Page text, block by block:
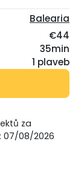
Balearia
€44
35min
1 plaveb
za
07/08/2026